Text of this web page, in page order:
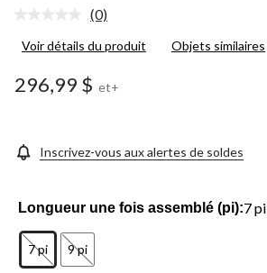
Aucune
pour
produit.
Lien
page.
(0)
Voir détails du produit Objets similaires
296,99 $ et+
Inscrivez-vous aux alertes de soldes
Longueur une fois assemblé (pi):7 pi
7 pi 9 pi